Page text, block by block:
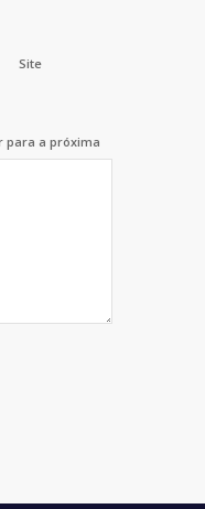
Site
para a próxima